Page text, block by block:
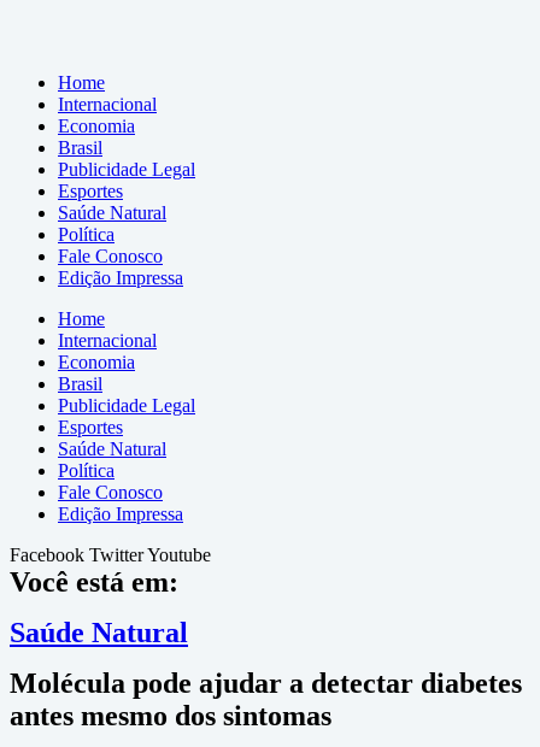
Home
Internacional
Economia
Brasil
Publicidade Legal
Esportes
Saúde Natural
Política
Fale Conosco
Edição Impressa
Home
Internacional
Economia
Brasil
Publicidade Legal
Esportes
Saúde Natural
Política
Fale Conosco
Edição Impressa
Facebook TwitterYoutube
Você está em:
Saúde Natural
Molécula pode ajudar a detectar diabetes
antes mesmo dos sintomas